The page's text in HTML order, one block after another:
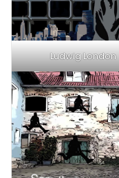
Ludwig London